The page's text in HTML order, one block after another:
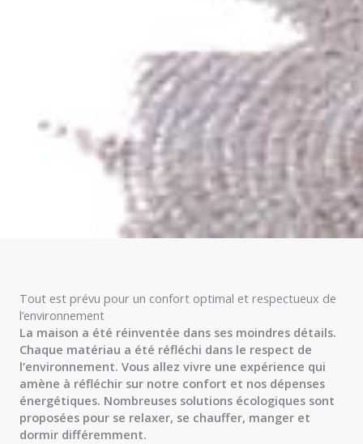
Tout est prévu pour un confort optimal et respectueux de
l’environnement
La maison a été réinventée dans ses moindres détails.
Chaque matériau a été réfléchi dans le respect de
l’environnement. Vous allez vivre une expérience qui
amène à réfléchir sur notre confort et nos dépenses
énergétiques. Nombreuses solutions écologiques sont
proposées pour se relaxer, se chauffer, manger et
dormir différemment.